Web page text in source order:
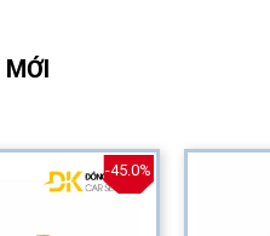
-45.0%